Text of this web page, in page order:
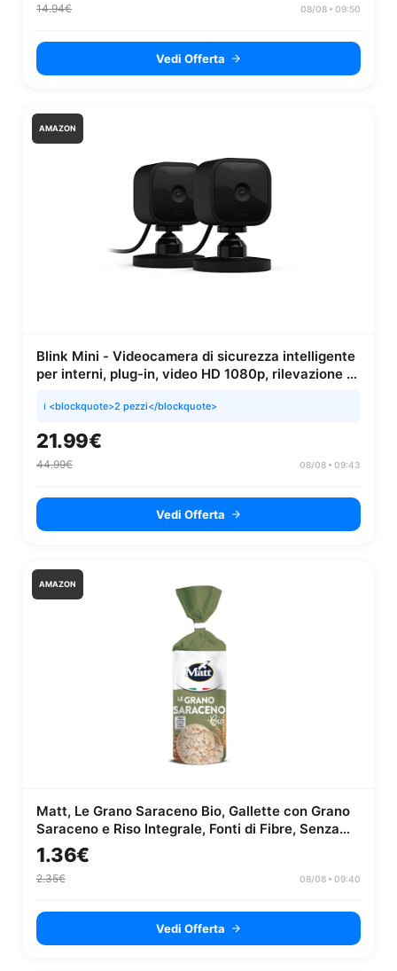
14.94€ 08/08 • 09:50
Vedi Offerta
AMAZON
Blink Mini - Videocamera di sicurezza intelligente
per interni, plug-in, video HD 1080p, rilevazione di
ℹ️ <blockquote>2 pezzi</blockquote>
21.99€
44.99€ 08/08 • 09:43
Vedi Offerta
AMAZON
Matt, Le Grano Saraceno Bio, Gallette con Grano
Saraceno e Riso Integrale, Fonti di Fibre, Senza
Lievito, Senza Gluti...
1.36€
2.35€ 08/08 • 09:40
Vedi Offerta